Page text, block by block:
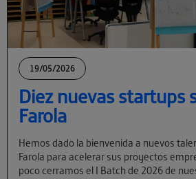
19/05/2026
Diez nuevas startups
Farola
Hemos dado la bienvenida a nuevos
Farola para acelerar sus proyectos
poco cerramos el I Batch de 2026 de